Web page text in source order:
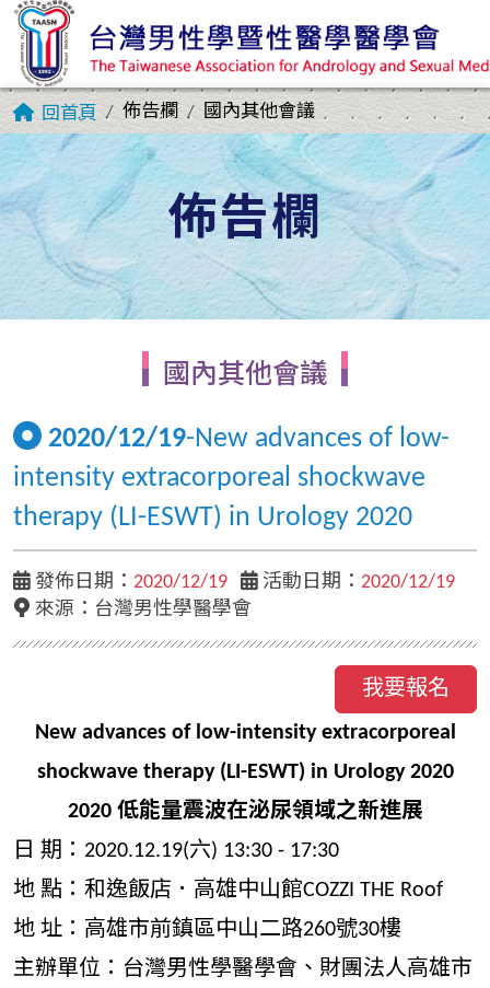
回首頁 佈告欄 國內其他會議
佈告欄
國內其他會議
2020/12/19-New advances of low-
intensity extracorporeal shockwave
therapy (LI-ESWT) in Urology 2020
發佈日期： 2020/12/19 活動日期： 2020/12/19
來源：台灣男性學醫學會
我要報名
New advances of low-intensity extracorporeal
shockwave therapy (LI-ESWT) in Urology 2020
2020 低能量震波在泌尿領域之新進展
日 期：2020.12.19(六) 13:30 - 17:30
地 點：和逸飯店．高雄中山館COZZI THE Roof
地 址：高雄市前鎮區中山二路260號30樓
主辦單位：台灣男性學醫學會、財團法人高雄市